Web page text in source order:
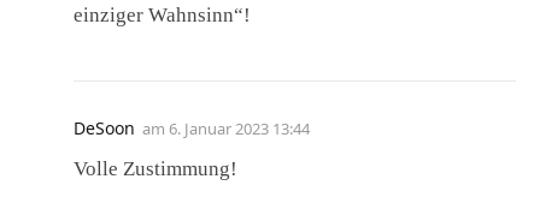
einziger Wahnsinn“!
DeSoon am 6. Januar 2023 13:44
Volle Zustimmung!